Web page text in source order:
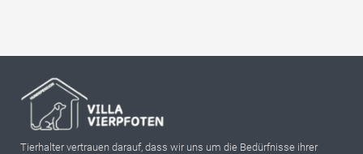
Tierhalter vertrauen darauf, dass wir uns um die Bedürfnisse ihrer